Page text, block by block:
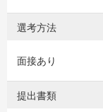
選考方法
面接あり
提出書類